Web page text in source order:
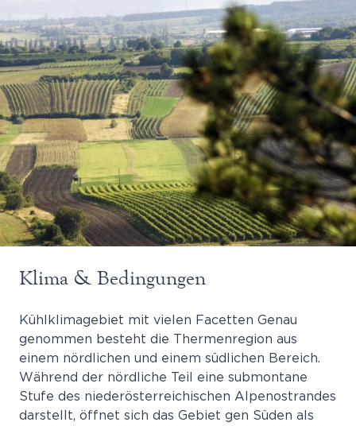
Klima & Bedingungen
Kühlklimagebiet mit vielen Facetten Genau
genommen besteht die Thermenregion aus
einem nördlichen und einem südlichen Bereich.
Während der nördliche Teil eine submontane
Stufe des niederösterreichischen Alpenostrandes
darstellt, öffnet sich das Gebiet gen Süden als